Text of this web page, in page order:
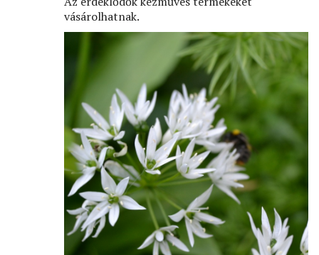
vásárolhatnak.